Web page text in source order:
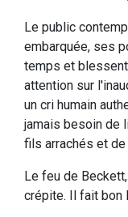
Le public
embarquée, ses
temps et
attention sur
un cri humain
jamais besoin de
fils arrachés et
Le feu de
crépite. Il fait bon